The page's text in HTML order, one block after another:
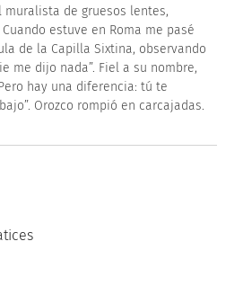
muralista de gruesos lentes,
estuve en Roma me pasé
de la Capilla Sixtina, observando
me dijo nada”. Fiel a su nombre,
hay una diferencia: tú te
Orozco rompió en carcajadas.